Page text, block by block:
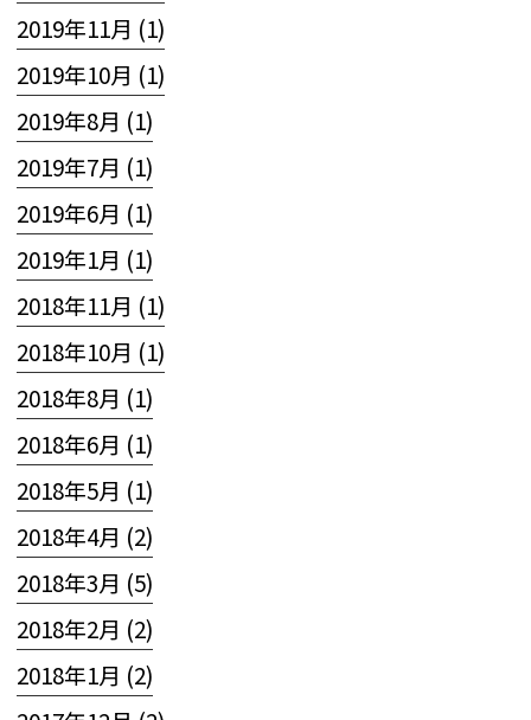
2019年11月 (1)
2019年10月 (1)
2019年8月 (1)
2019年7月 (1)
2019年6月 (1)
2019年1月 (1)
2018年11月 (1)
2018年10月 (1)
2018年8月 (1)
2018年6月 (1)
2018年5月 (1)
2018年4月 (2)
2018年3月 (5)
2018年2月 (2)
2018年1月 (2)